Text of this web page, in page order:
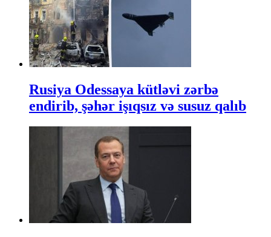
Rusiya Odessaya kütləvi zərbə
endirib, şəhər işıqsız və susuz qalıb